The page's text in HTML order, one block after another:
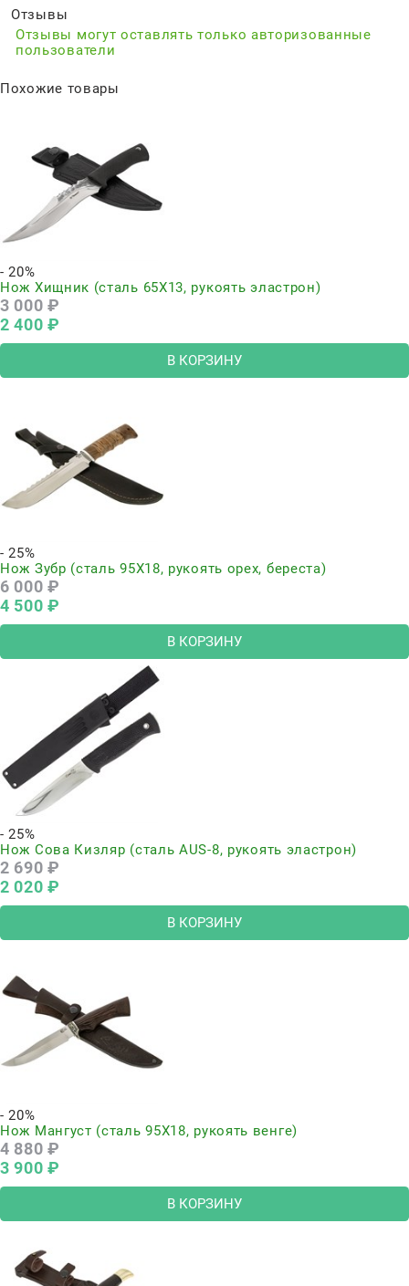
Отзывы
Отзывы могут оставлять только авторизованные
пользователи
Похожие товары
- 20%
Нож Хищник (сталь 65Х13, рукоять эластрон)
3 000 ₽
2 400 ₽
В КОРЗИНУ
- 25%
Нож Зубр (сталь 95Х18, рукоять орех, береста)
6 000 ₽
4 500 ₽
В КОРЗИНУ
- 25%
Нож Сова Кизляр (сталь AUS-8, рукоять эластрон)
2 690 ₽
2 020 ₽
В КОРЗИНУ
- 20%
Нож Мангуст (сталь 95Х18, рукоять венге)
4 880 ₽
3 900 ₽
В КОРЗИНУ